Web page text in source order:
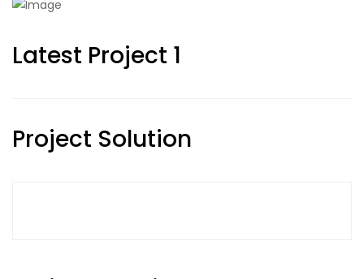
Latest Project 1
Project Solution